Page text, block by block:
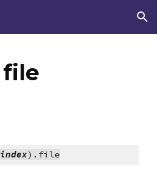
Skip to navigation
file
index).file